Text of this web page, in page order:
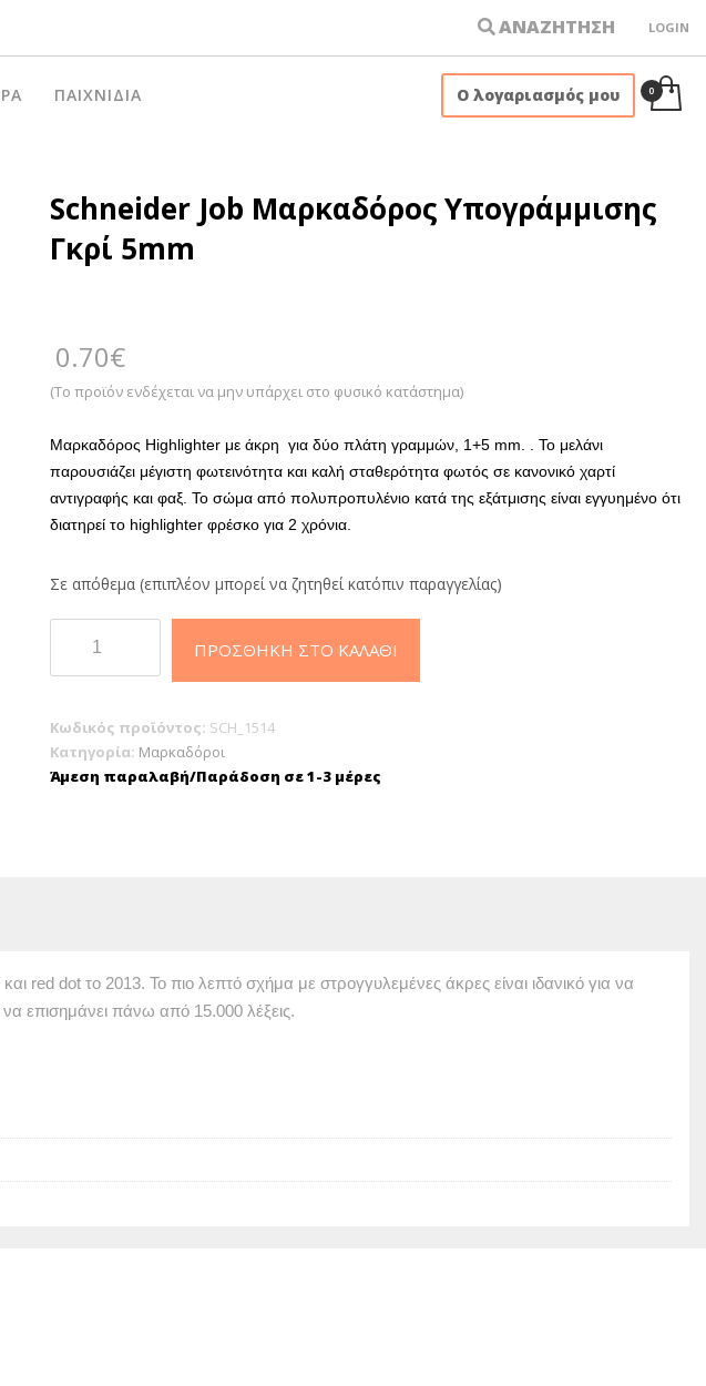
ΑΝΑΖΗΤΗΣΗ LOGIN
ΠΑΙΧΝΊΔΙΑ Ο λογαριασμός μου
Schneider Job Μαρκαδόρος Υπογράμμισης
Γκρί 5mm
0.70€
(Το προϊόν ενδέχεται να μην υπάρχει στο φυσικό κατάστημα)
Μαρκαδόρος Highlighter με άκρη για δύο πλάτη γραμμών, 1+5 mm.
Το μελάνι
παρουσιάζει μέγιστη φωτεινότητα και καλή σταθερότητα φωτός σε κανονικό χαρτί
αντιγραφής και φαξ. Το σώμα από πολυπροπυλένιο κατά της εξάτμισης είναι εγγυημένο ότι
διατηρεί το highlighter φρέσκο για 2 χρόνια.
Σε απόθεμα (επιπλέον μπορεί να ζητηθεί κατόπιν παραγγελίας)
Γκρί
5mm
ΠΡΟΣΘΉΚΗ ΣΤΟ ΚΑΛΆΘΙ
Κωδικός προϊόντος: SCH_1514
Κατηγορία: Μαρκαδόροι
Άμεση παραλαβή/Παράδοση σε 1-3 μέρες
red dot το 2013. Το πιο λεπτό σχήμα με στρογγυλεμένες άκρες είναι ιδανικό για να
επισημάνει πάνω από 15.000 λέξεις.